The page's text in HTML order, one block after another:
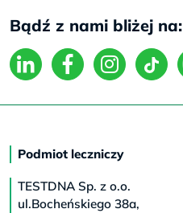
Bądź z nami bliżej na:
Podmiot leczniczy
TESTDNA Sp. z o.o.
ul.Bocheńskiego 38a,